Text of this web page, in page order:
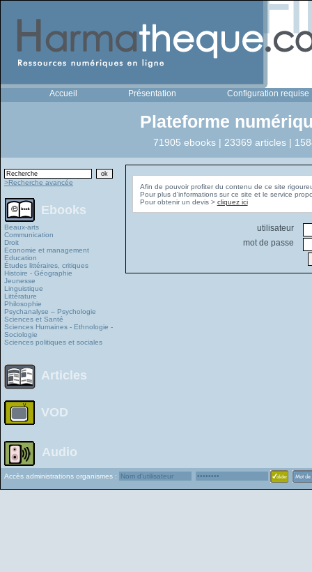
Accueil Présentation Configuration requise
Plateforme
71905 ebooks | 23369 articles |
>Recherche avancée
Ebooks
Beaux-arts
Communication
Droit
Economie et management
Education
Études littéraires, critiques
Histoire - Géographie
Jeunesse
Linguistique
Littérature
Philosophie
Psychanalyse – Psychologie
Sciences et Santé
Sciences Humaines - Ethnologie -
Sociologie
Sciences politiques et sociales
Articles
VOD
Audio
Afin de pouvoir profiter du contenu de ce site
Pour plus d'informations sur ce site et le service
Pour obtenir un devis > cliquez ici
utilisateur
mot de passe
Accès administrations organismes :